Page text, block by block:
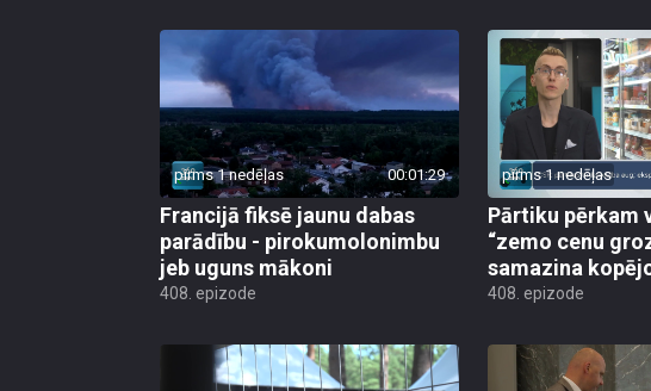
pirms 1 nedēļas 00:01:29
Francijā fiksē jaunu dabas
parādību - pirokumolonimbu
jeb uguns mākoni
408. epizode
pirms 1 nedēļas
Pārtiku pērkam
“zemo cenu
samazina
408. epizode